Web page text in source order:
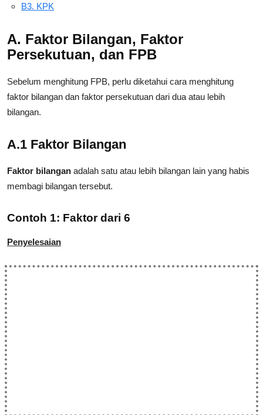
B3. KPK
A. Faktor Bilangan, Faktor
Persekutuan, dan FPB
Sebelum menghitung FPB, perlu diketahui cara menghitung
faktor bilangan dan faktor persekutuan dari dua atau lebih
bilangan.
A.1 Faktor Bilangan
Faktor bilangan adalah satu atau lebih bilangan lain yang habis
membagi bilangan tersebut.
Contoh 1: Faktor dari 6
Penyelesaian